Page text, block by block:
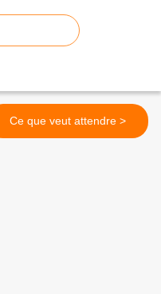
Ce que veut attendre >